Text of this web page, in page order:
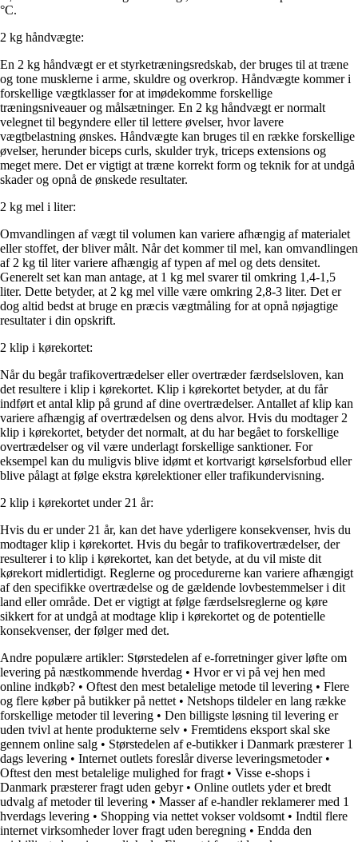
°C.
2 kg håndvægte:
En 2 kg håndvægt er et styrketræningsredskab, der bruges til at træne
og tone musklerne i arme, skuldre og overkrop. Håndvægte kommer i
forskellige vægtklasser for at imødekomme forskellige
træningsniveauer og målsætninger. En 2 kg håndvægt er normalt
velegnet til begyndere eller til lettere øvelser, hvor lavere
vægtbelastning ønskes. Håndvægte kan bruges til en række forskellige
øvelser, herunder biceps curls, skulder tryk, triceps extensions og
meget mere. Det er vigtigt at træne korrekt form og teknik for at undgå
skader og opnå de ønskede resultater.
2 kg mel i liter:
Omvandlingen af vægt til volumen kan variere afhængig af materialet
eller stoffet, der bliver målt. Når det kommer til mel, kan omvandlingen
af 2 kg til liter variere afhængig af typen af mel og dets densitet.
Generelt set kan man antage, at 1 kg mel svarer til omkring 1,4-1,5
liter. Dette betyder, at 2 kg mel ville være omkring 2,8-3 liter. Det er
dog altid bedst at bruge en præcis vægtmåling for at opnå nøjagtige
resultater i din opskrift.
2 klip i kørekortet:
Når du begår trafikovertrædelser eller overtræder færdselsloven, kan
det resultere i klip i kørekortet. Klip i kørekortet betyder, at du får
indført et antal klip på grund af dine overtrædelser. Antallet af klip kan
variere afhængig af overtrædelsen og dens alvor. Hvis du modtager 2
klip i kørekortet, betyder det normalt, at du har begået to forskellige
overtrædelser og vil være underlagt forskellige sanktioner. For
eksempel kan du muligvis blive idømt et kortvarigt kørselsforbud eller
blive pålagt at følge ekstra kørelektioner eller trafikundervisning.
2 klip i kørekortet under 21 år:
Hvis du er under 21 år, kan det have yderligere konsekvenser, hvis du
modtager klip i kørekortet. Hvis du begår to trafikovertrædelser, der
resulterer i to klip i kørekortet, kan det betyde, at du vil miste dit
kørekort midlertidigt. Reglerne og procedurerne kan variere afhængigt
af den specifikke overtrædelse og de gældende lovbestemmelser i dit
land eller område. Det er vigtigt at følge færdselsreglerne og køre
sikkert for at undgå at modtage klip i kørekortet og de potentielle
konsekvenser, der følger med det.
Andre populære artikler: Størstedelen af e-forretninger giver løfte om
levering på næstkommende hverdag • Hvor er vi på vej hen med
online indkøb? • Oftest den mest betalelige metode til levering • Flere
og flere køber på butikker på nettet • Netshops tildeler en lang række
forskellige metoder til levering • Den billigste løsning til levering er
uden tvivl at hente produkterne selv • Fremtidens eksport skal ske
gennem online salg • Størstedelen af e-butikker i Danmark præsterer 1
dags levering • Internet outlets foreslår diverse leveringsmetoder•
Oftest den mest betalelige mulighed for fragt • Visse e-shops i
Danmark præsterer fragt uden gebyr• Online outlets yder et bredt
udvalg af metoder til levering • Masser af e-handler reklamerer med 1
hverdags levering • Shopping via nettet vokser voldsomt • Indtil flere
internet virksomheder lover fragt uden beregning • Endda den